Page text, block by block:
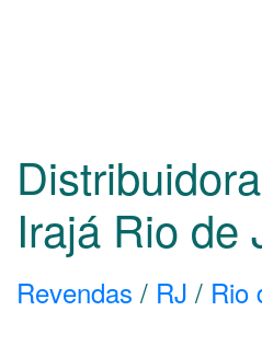
Irajá Rio de
Revendas / RJ / Rio